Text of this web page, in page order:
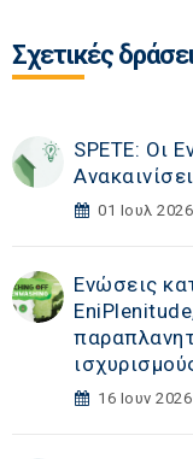
Σχετικές
SPETE: Οι
01 Ιουλ 2026
Ενώσεις
16 Ιουν 2026